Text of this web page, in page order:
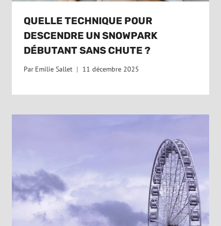
QUELLE TECHNIQUE POUR
DESCENDRE UN SNOWPARK
DÉBUTANT SANS CHUTE ?
Par Emilie Sallet 11 décembre 2025